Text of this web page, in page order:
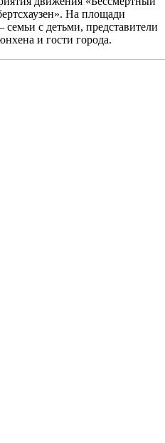
На площади
семьи с детьми, представители
и гости города.